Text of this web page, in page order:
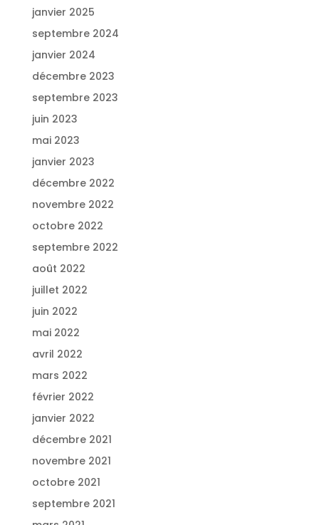
janvier 2025
septembre 2024
janvier 2024
décembre 2023
septembre 2023
juin 2023
mai 2023
janvier 2023
décembre 2022
novembre 2022
octobre 2022
septembre 2022
août 2022
juillet 2022
juin 2022
mai 2022
avril 2022
mars 2022
février 2022
janvier 2022
décembre 2021
novembre 2021
octobre 2021
septembre 2021